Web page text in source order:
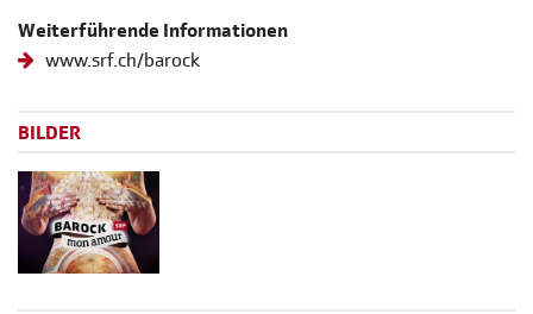
Weiterführende Informationen
www.srf.ch/barock
BILDER